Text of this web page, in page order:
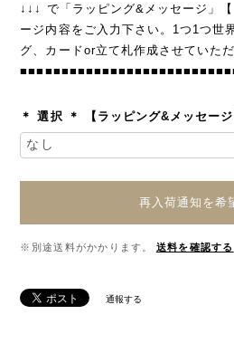
↓↓↓ で「ラッピング&メッセージ」
ージ内容をご入力下さい。1つ1つ世
グ、カードor立て札作成させていただ
＊ 選択 ＊ 【ラッピング&メッセージ
再入荷通知を希
※別途送料がかかります。 送料を確認する
通報する